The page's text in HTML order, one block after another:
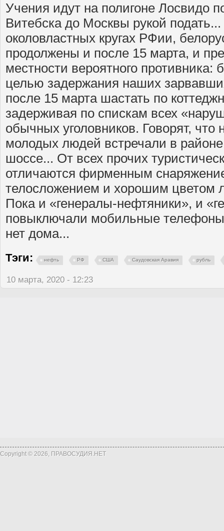
Учения идут на полигоне Лосвидо
Витебска до Москвы рукой подать...
околовластных кругах РФии,
продолжены и после 15 марта, и
местности вероятного противника:
целью задержания наших
после 15 марта шастать по
задерживая по спискам всех
обычных уголовников. Говорят,
молодых людей встречали в районе
шоссе... От всех прочих
отличаются фирменным
телосложением и хорошим цветом
Пока и «генералы-нефтяники», и
повыключали мобильные
нет дома...
Тэги: нефть РФ США Саудовская Аравия рубль
10 марта, 2020 - 12:23
Copyright © 2026, ПРАВОСУДИЯ.НЕТ